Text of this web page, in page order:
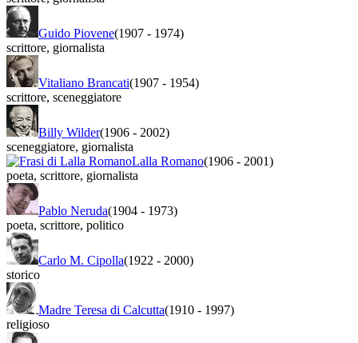
Guido Piovene(1907 - 1974)
scrittore, giornalista
Vitaliano Brancati(1907 - 1954)
scrittore, sceneggiatore
Billy Wilder(1906 - 2002)
sceneggiatore, giornalista
Lalla Romano(1906 - 2001)
poeta, scrittore, giornalista
Pablo Neruda(1904 - 1973)
poeta, scrittore, politico
Carlo M. Cipolla(1922 - 2000)
storico
Madre Teresa di Calcutta(1910 - 1997)
religioso